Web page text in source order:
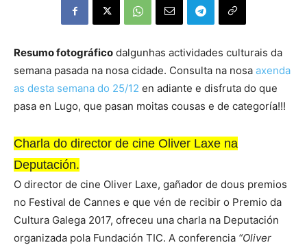
Resumo fotográfico dalgunhas actividades culturais da
semana pasada na nosa cidade. Consulta na nosa axenda
as desta semana do 25/12 en adiante e disfruta do que
pasa en Lugo, que pasan moitas cousas e de categoría!!!
Charla do director de cine Oliver Laxe na
Deputación.
O director de cine Oliver Laxe, gañador de dous premios
no Festival de Cannes e que vén de recibir o Premio da
Cultura Galega 2017, ofreceu una charla na Deputación
organizada pola Fundación TIC. A conferencia “Oliver